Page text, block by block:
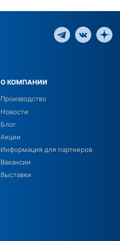
О КОМПАНИИ
Производство
Новости
Блог
Акции
Информация для партнеров
Вакансии
Выставки